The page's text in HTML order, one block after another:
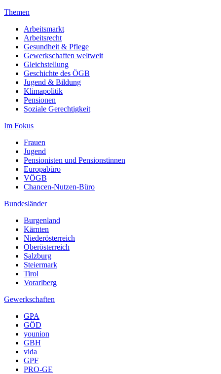
Themen
Arbeitsmarkt
Arbeitsrecht
Gesundheit & Pflege
Gewerkschaften weltweit
Gleichstellung
Geschichte des ÖGB
Jugend & Bildung
Klimapolitik
Pensionen
Soziale Gerechtigkeit
Im Fokus
Frauen
Jugend
Pensionisten und Pensionstinnen
Europabüro
VÖGB
Chancen-Nutzen-Büro
Bundesländer
Burgenland
Kärnten
Niederösterreich
Oberösterreich
Salzburg
Steiermark
Tirol
Vorarlberg
Gewerkschaften
GPA
GÖD
younion
GBH
vida
GPF
PRO-GE